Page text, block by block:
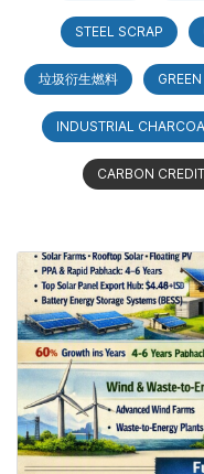
STEEL SCRAP
垃圾衍生燃料
INDUSTRIAL
CARBON